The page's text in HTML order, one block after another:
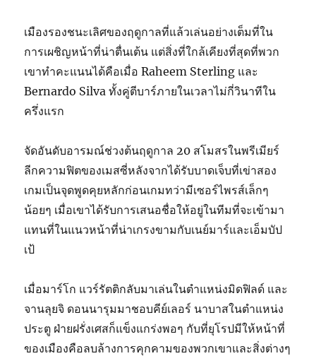
เมืองรองชนะเลิศของฤดูกาลที่แล้วเล่นอย่างเต็มที่ใน
การเผชิญหน้าที่น่าตื่นเต้น แต่สิ่งที่ใกล้เคียงที่สุดที่พวก
เขาทำคะแนนได้คือเมื่อ Raheem Sterling และ
Bernardo Silva ทั้งคู่ตีบาร์ภายในเวลาไม่กี่วินาทีใน
ครึ่งแรก
จัดอันดับอารมณ์ช่วงต้นฤดูกาล 20 สโมสรในพรีเมียร์
ลีกความฟิตของเมสซี่หลังจากได้รับบาดเจ็บที่เข่าสอง
เกมเป็นจุดพูดคุยหลักก่อนเกมทว่ามีเซอร์ไพรส์เล็กๆ
น้อยๆ เมื่อเขาได้รับการเสนอชื่อให้อยู่ในทีมที่จะเข้ามา
แทนที่ในแนวหน้าที่น่าเกรงขามกับเนย์มาร์และเอ็มบัป
เป้
เมื่อมาร์โก แวร์รัตติกลับมาเล่นในตำแหน่งมิดฟิลด์ และ
จานลุยจิ ดอนนารุมมาชอบคีย์เลอร์ นาบาสในตำแหน่ง
ประตู ฝ่ายฝรั่งเศสก็แข็งแกร่งพอๆ กับที่ยุโรปมีให้หน้าที่
ของเมืองคือลบล้างการคุกคามของพวกเขาและสิ่งต่างๆ